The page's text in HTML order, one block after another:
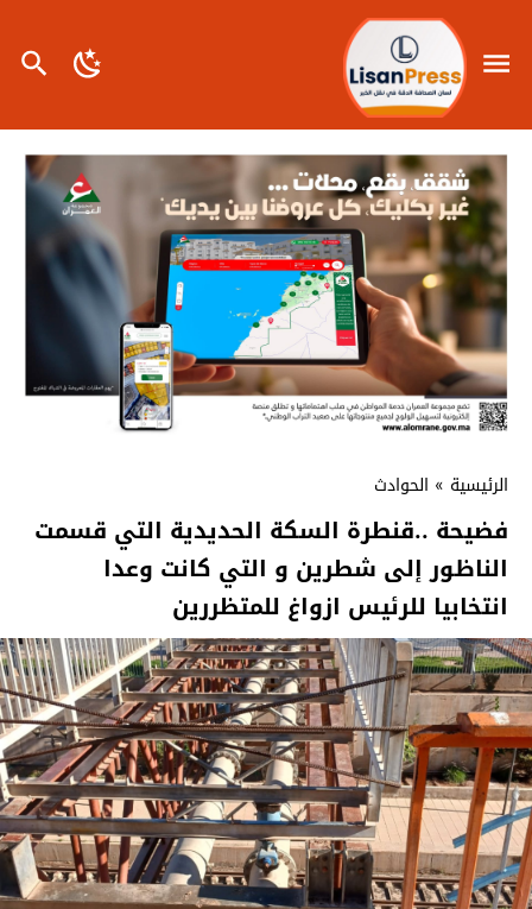
الرئيسية » الحوادث
فضيحة ..قنطرة السكة الحديدية التي قسمت
الناظور إلى شطرين و التي كانت وعدا
انتخابيا للرئيس ازواغ للمتظررين